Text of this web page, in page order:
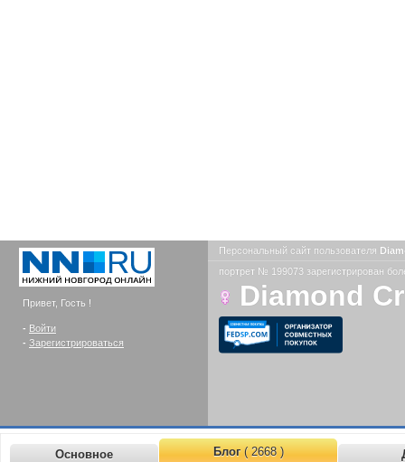
Привет, Гость !
- Войти
- Зарегистрироваться
Персональный сайт пользователя
портрет № 199073 зарегистрирован
Diamond
Основное Блог( 2668 )